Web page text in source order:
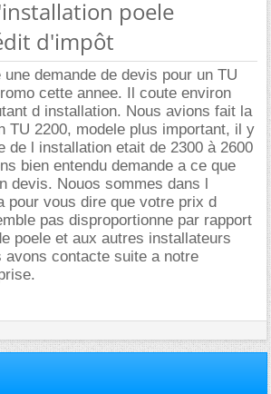
poele
d'impôt
demande de devis pour un TU
cette annee. Il coute environ
d installation. Nous avions fait la
TU 2200, modele plus important, il y
de l installation etait de 2300 à 2600
bien entendu demande a ce que
devis. Nouos sommes dans l
pour vous dire que votre prix d
pas disproportionne par rapport
poele et aux autres installateurs
avons contacte suite a notre